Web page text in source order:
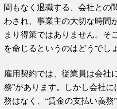
間もなく退職する、会社との
わされ、事業主の大切な時間
まり得策ではありません。そ
を命じるというのはどうでし
雇用契約では、従業員は会社
務”があります。しかし会社
務はなく、“賃金の支払い義